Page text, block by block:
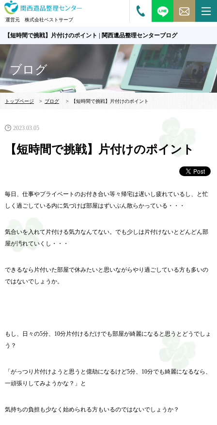
運営元 株式会社ベストサーブ
【短時間で挑戦】片付けのポイント | 関西遺品整理センターブログ
ブログ
トップページ > ブログ > 【短時間で挑戦】片付けのポイント
2023.03.05
【短時間で挑戦】片付けのポイント
毎日、仕事やプライベートのお付き合い等々帰宅は遅いし疲れているし、と忙
しく過ごしている内に気づけば部屋はずいぶん散らかっている・・・
気合いを入れて片付ける気力なんてない。でも少しは片付けないとどんどん部
屋が汚れていくし・・・
できるなら片付いた部屋で休みたいと思いながらやり過ごしている方も多いの
ではないでしょうか。
もし、日々の5分、10分片付けるだけでも部屋が綺麗になると思うとどうでしょ
う？
「がっつり片付けようと思うと億劫になるけど5分、10分でも綺麗になるなら、
一頑張りしてみようかな？」と
気持ちの負担も少なく始められる方もいるのではないでしょうか？